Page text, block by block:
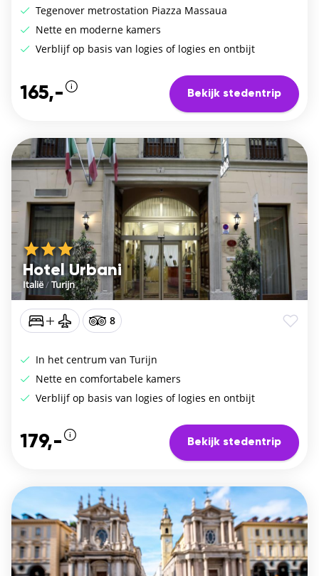
Tegenover metrostation Piazza Massaua
Nette en moderne kamers
Verblijf op basis van logies of logies en ontbijt
165,- Bekijk stedentrip
Hotel Urbani
Italië/Turijn
8
In het centrum van Turijn
Nette en comfortabele kamers
Verblijf op basis van logies of logies en ontbijt
179,- Bekijk stedentrip